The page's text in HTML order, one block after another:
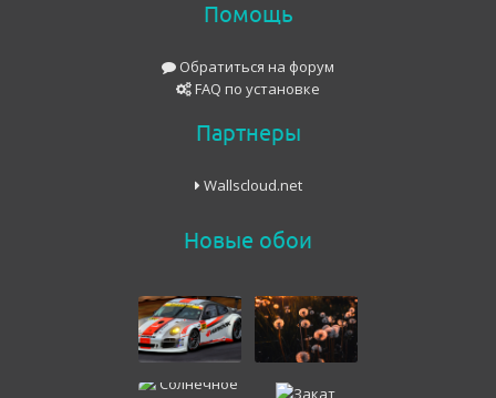
Помощь
Обратиться на форум
FAQ по установке
Партнеры
Wallscloud.net
Новые обои